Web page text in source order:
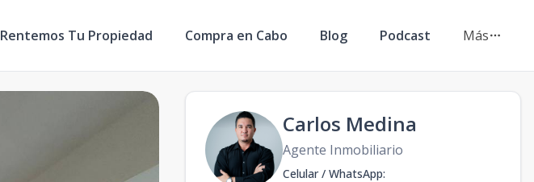
Rentemos Tu Propiedad Compra en Cabo Blog Podcast Más
Carlos Medina
Agente Inmobiliario
Celular / WhatsApp: